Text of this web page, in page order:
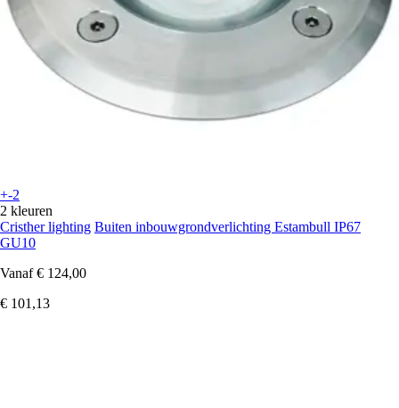
+-2
2 kleuren
Cristher lighting Buiten inbouwgrondverlichting Estambull IP67
GU10
Vanaf € 124,00
€ 101,13